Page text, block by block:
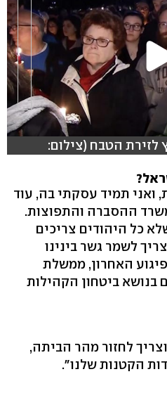
הטבח (צילום:
תמיד עסקתי בה, עוד
ההסברה והתפוצות.
כל היהודים צריכים
לשמר גשר בינינו
האחרון, ממשלת
ביטחון הקהילות
לחזור מהר הביתה,
הקטנות שלנו".